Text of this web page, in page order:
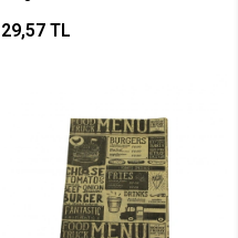
29,57 TL